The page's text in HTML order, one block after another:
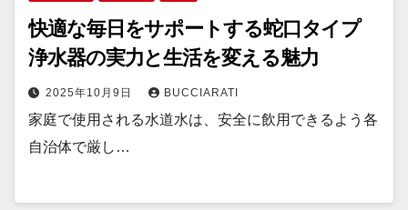
快適な毎日をサポートする蛇口タイプ
浄水器の実力と生活を変える魅力
2025年10月9日 BUCCIARATI
家庭で使用される水道水は、安全に飲用できるよう各
自治体で厳し…